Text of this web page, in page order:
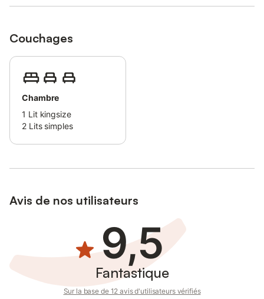
Couchages
Chambre
1 Lit kingsize
2 Lits simples
Avis de nos utilisateurs
9,5
Fantastique
Sur la base de 12 avis d'utilisateurs vérifiés